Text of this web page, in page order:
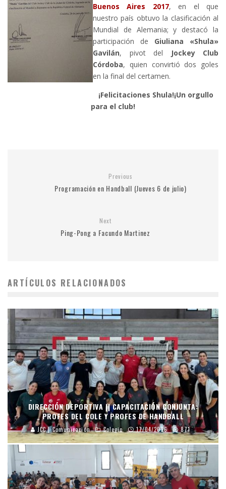
Buenos Aires 2017, en el que
nuestro país obtuvo la clasificación al
Mundial de Alemania; y destacó la
participación de Giuliana «Shula»
Gavilán, pivot del
Jockey Club
Córdoba, quien convirtió dos goles
en la final del certamen.
¡Felicitaciones Shula!¡Un orgullo
para el club!
Previous
Programación en Handball (Jueves 6 de julio)
Next
Ping-Pong a Facundo Martinez
ARTÍCULOS RELACIONADOS
DIRECCIÓN DEPORTIVA || CAPACITACIÓN CONJUNTA:
PROFES DEL COLE Y PROFES DE HANDBALL
JCC | Comunicación Colegio 17/04/2026 871